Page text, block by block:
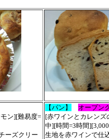
ン][難易度=
ーズクリー
【パン】
オープン
[赤ワインとカレン
中][時間=3時間
生地を赤ワインで仕